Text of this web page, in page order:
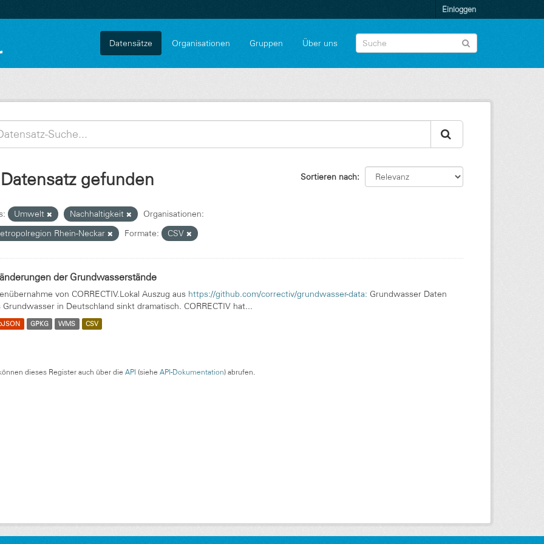
Einloggen
Datensätze Organisationen Gruppen Über uns
Sortieren nach
gefunden
Umwelt Nachhaltigkeit
Organisationen:
Rhein-Neckar
Formate: CSV
der Grundwasserstände
von CORRECTIV.Lokal Auszug aus https://github.com/correctiv/grundwasser-data: Grundwasser Daten
Grundwasser in Deutschland sinkt dramatisch. CORRECTIV hat...
GPKG WMS CSV
dieses Register auch über die API (siehe API-Dokumentation) abrufen.